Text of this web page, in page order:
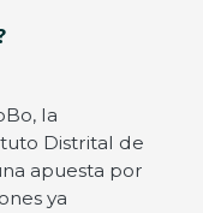
la
Distrital de
apuesta por
ya